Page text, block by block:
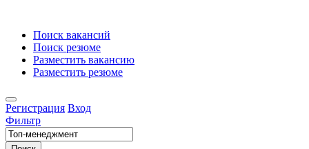
Поиск вакансий
Поиск резюме
Разместить вакансию
Разместить резюме
Регистрация Вход
Фильтр